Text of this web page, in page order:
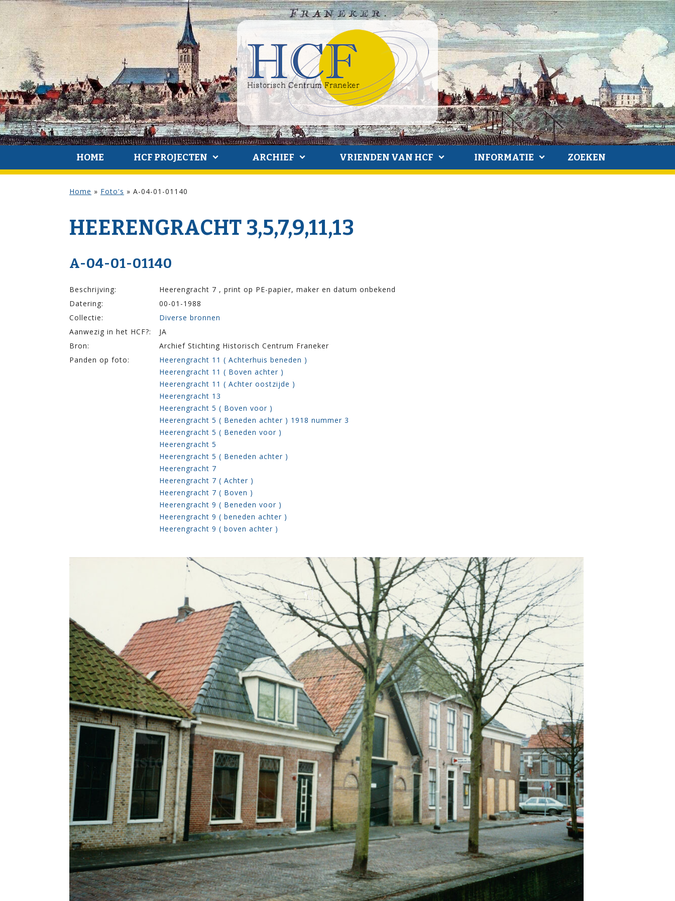
HOME HCF PROJECTEN ARCHIEF VRIENDEN VAN HCF INFORMATIE ZOEKEN
Home » Foto's » A-04-01-01140
HEERENGRACHT 3,5,7,9,11,13
A-04-01-01140
Beschrijving:
Heerengracht 7 , print op PE-papier, maker en datum onbekend
Datering:
00-01-1988
Collectie:
Diverse bronnen
Aanwezig in het HCF?:
JA
Bron:
Archief Stichting Historisch Centrum Franeker
Panden op foto:
Heerengracht 11 ( Achterhuis beneden )
Heerengracht 11 ( Boven achter )
Heerengracht 11 ( Achter oostzijde )
Heerengracht 13
Heerengracht 5 ( Boven voor )
Heerengracht 5 ( Beneden achter ) 1918 nummer 3
Heerengracht 5 ( Beneden voor )
Heerengracht 5
Heerengracht 5 ( Beneden achter )
Heerengracht 7
Heerengracht 7 ( Achter )
Heerengracht 7 ( Boven )
Heerengracht 9 ( Beneden voor )
Heerengracht 9 ( beneden achter )
Heerengracht 9 ( boven achter )